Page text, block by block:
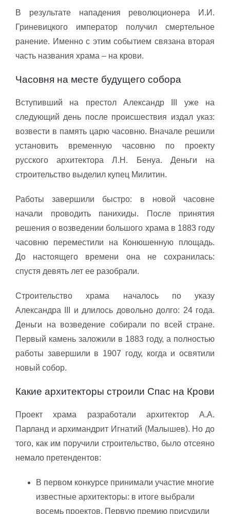
В результате нападения революционера И.И.
Гриневицкого император получил смертельное
ранение. Именно с этим событием связана вторая
часть названия храма – на крови.
Часовня на месте будущего собора
Вступивший на престол Александр III уже на
следующий день после происшествия издал указ:
возвести в память царю часовню. Вначале решили
установить временную часовню по проекту
русского архитектора Л.Н. Бенуа. Деньги на
строительство выделил купец Милитин.
Работы завершили быстро: в новой часовне
начали проводить панихиды. После принятия
решения о возведении большого храма в 1883 году
часовню переместили на Конюшенную площадь.
До настоящего времени она не сохранилась:
спустя девять лет ее разобрали.
Строительство храма началось по указу
Александра III и длилось довольно долго: 24 года.
Деньги на возведение собирали по всей стране.
Первый камень заложили в 1883 году, а полностью
работы завершили в 1907 году, когда и освятили
новый собор.
Какие архитекторы строили Спас на Крови
Проект храма разработали архитектор А.А.
Парланд и архимандрит Игнатий (Малышев). Но до
того, как им поручили строительство, было отсеяно
немало претендентов:
В первом конкурсе принимали участие многие
известные архитекторы: в итоге выбрали
восемь проектов. Первую премию присудили